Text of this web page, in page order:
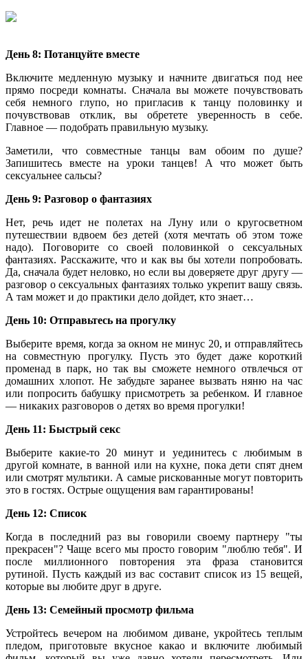
День 8: Потанцуйте вместе
Включите медленную музыку и начните двигаться под нее
прямо посреди комнаты. Сначала вы можете почувствовать
себя немного глупо, но пригласив к танцу половинку и
почувствовав отклик, вы обретете уверенность в себе.
Главное — подобрать правильную музыку.
Заметили, что совместные танцы вам обоим по душе?
Запишитесь вместе на уроки танцев! А что может быть
сексуальнее сальсы?
День 9: Разговор о фантазиях
Нет, речь идет не полетах на Луну или о кругосветном
путешествии вдвоем без детей (хотя мечтать об этом тоже
надо). Поговорите со своей половинкой о сексуальных
фантазиях. Расскажите, что и как вы бы хотели попробовать.
Да, сначала будет неловко, но если вы доверяете друг другу —
разговор о сексуальных фантазиях только укрепит вашу связь.
А там может и до практики дело дойдет, кто знает…
День 10: Отправьтесь на прогулку
Выберите время, когда за окном не минус 20, и отправляйтесь
на совместную прогулку. Пусть это будет даже короткий
променад в парк, но так вы сможете немного отвлечься от
домашних хлопот. Не забудьте заранее вызвать няню на час
или попросить бабушку присмотреть за ребенком. И главное
— никаких разговоров о детях во время прогулки!
День 11: Быстрый секс
Выберите какие-то 20 минут и уединитесь с любимым в
другой комнате, в ванной или на кухне, пока дети спят днем
или смотрят мультики. А самые рискованные могут повторить
это в гостях. Острые ощущения вам гарантированы!
День 12: Список
Когда в последний раз вы говорили своему партнеру "ты
прекрасен"? Чаще всего мы просто говорим "люблю тебя". И
после миллионного повторения эта фраза становится
рутиной. Пусть каждый из вас составит список из 15 вещей,
которые вы любите друг в друге.
День 13: Семейный просмотр фильма
Устройтесь вечером на любимом диване, укройтесь теплым
пледом, приготовьте вкусное какао и включите любимый